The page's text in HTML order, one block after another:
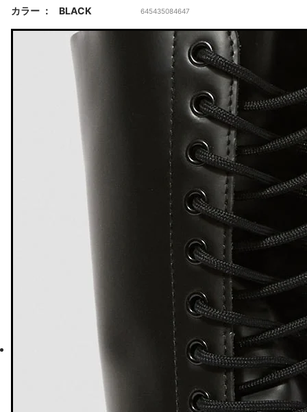
カラー BLACK 645435084647